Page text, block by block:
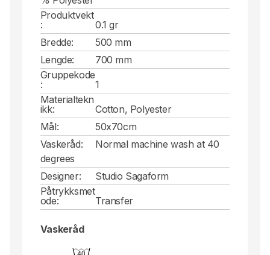
Produktvekt
:
0.1 gr
Bredde:
500 mm
Lengde:
700 mm
Gruppekode
:
1
Materialtekn
ikk:
Cotton, Polyester
Mål:
50x70cm
Vaskeråd:
Normal machine wash at 40
degrees
Designer:
Studio Sagaform
Påtrykksmet
ode:
Transfer
Vaskeråd